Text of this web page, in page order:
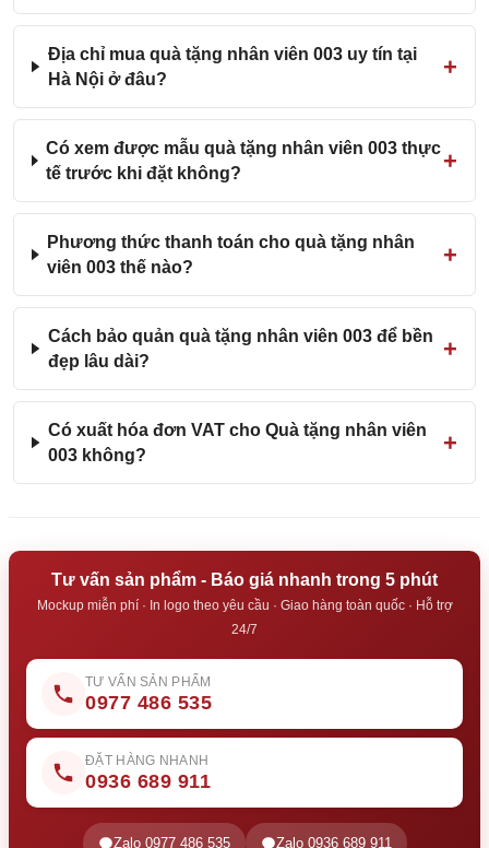
Địa chỉ mua quà tặng nhân viên 003 uy tín tại
Hà Nội ở đâu?
Có xem được mẫu quà tặng nhân viên 003 thực
tế trước khi đặt không?
Phương thức thanh toán cho quà tặng nhân
viên 003 thế nào?
Cách bảo quản quà tặng nhân viên 003 để bền
đẹp lâu dài?
Có xuất hóa đơn VAT cho Quà tặng nhân viên
003 không?
Tư vấn sản phẩm - Báo giá nhanh trong 5 phút
Mockup miễn phí · In logo theo yêu cầu · Giao hàng toàn quốc · Hỗ trợ
24/7
TƯ VẤN SẢN PHẨM
0977 486 535
ĐẶT HÀNG NHANH
0936 689 911
Zalo 0977 486 535 Zalo 0936 689 911